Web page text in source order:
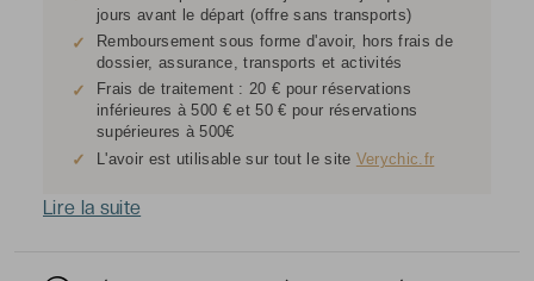
jours avant le départ (offre sans transports)
✓
Remboursement sous forme d'avoir, hors frais de
dossier, assurance, transports et activités
✓
Frais de traitement : 20 € pour réservations
inférieures à 500 € et 50 € pour réservations
supérieures à 500€
✓ L'avoir est utilisable sur tout le site Verychic.fr
Lire la suite